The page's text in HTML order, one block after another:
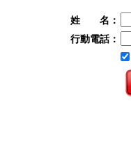
姓 名：
行動電話：